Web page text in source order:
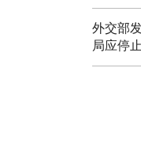
外交部
局应停